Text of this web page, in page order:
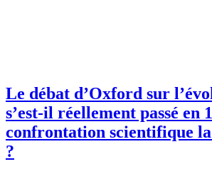
Le débat d’Oxford sur
s’est-il réellement passé en
confrontation scientifique
?